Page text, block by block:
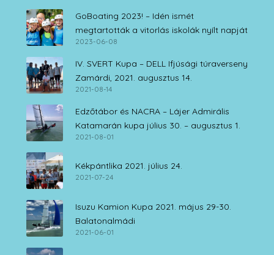
GoBoating 2023! – Idén ismét
megtartották a vitorlás iskolák nyílt napját
2023-06-08
IV. SVERT Kupa – DELL Ifjúsági túraverseny
Zamárdi, 2021. augusztus 14.
2021-08-14
Edzőtábor és NACRA – Lájer Admirális
Katamarán kupa július 30. – augusztus 1.
2021-08-01
Kékpántlika 2021. július 24.
2021-07-24
Isuzu Kamion Kupa 2021. május 29-30.
Balatonalmádi
2021-06-01